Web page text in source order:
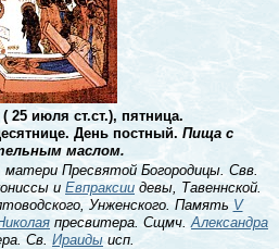
( 25 июля ст.ст.), пятница.
День постный. Пища с
маслом.
матери Пресвятой Богородицы. Свв.
и Евпраксии девы, Тавеннской.
Унженского. Память V
пресвитера. Сщмч.Александра
Св. Ираидыисп.